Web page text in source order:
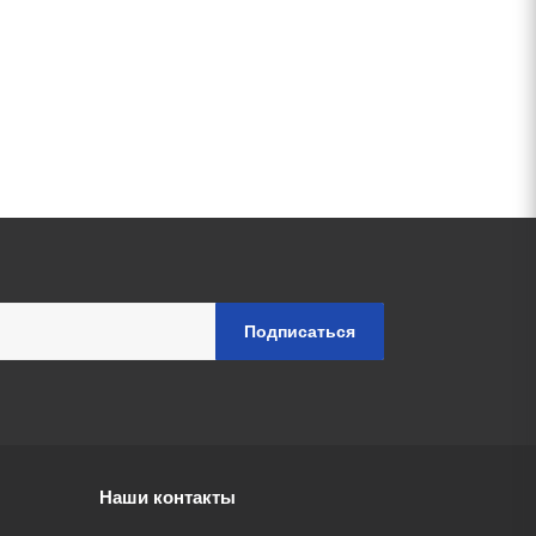
Наши контакты